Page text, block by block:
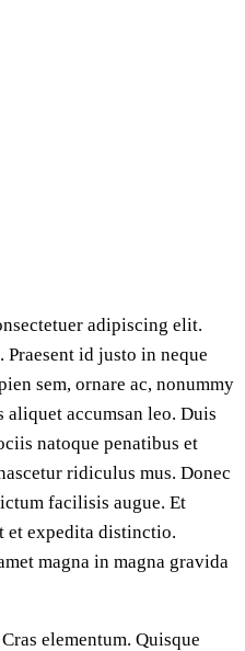
adipiscing elit.
id justo in neque
sem, ornare ac, nonummy
aliquet accumsan leo. Duis
natoque penatibus et
ridiculus mus. Donec
facilisis augue. Et
et expedita distinctio.
magna in magna gravida
elementum. Quisque